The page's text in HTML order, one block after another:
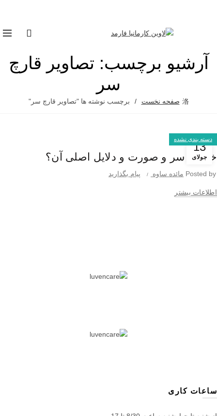
آرشیو برچسب: تصاویر قارچ
سر
صفحه نخست برچسب نوشته ها "تصاویر قارچ سر"
13
جولای
دسته بندی نشده
خارش سر و صورت و دلایل اصلی آن؟
Posted by مائده ساوه پیام بگذارید
اطلاعات بیشتر
ساعات کاری